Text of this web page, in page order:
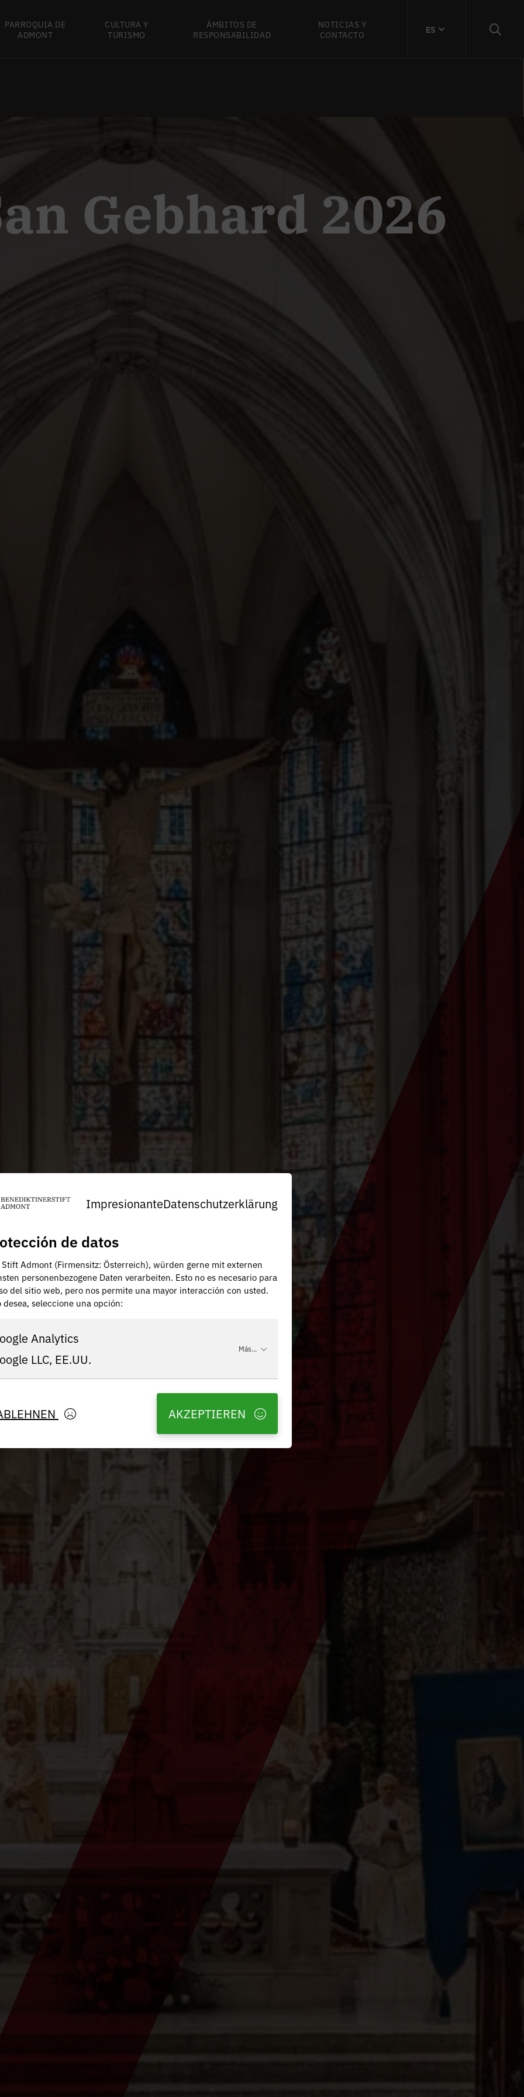
PARROQUIA DE
ADMONT
CULTURA Y
TURISMO
ÁMBITOS DE
RESPONSABILIDAD
NOTICIAS Y
CONTACTO
ES
Gebhard 2026
ImpresionanteDatenschutzerklärung
de datos
Stift Admont (Firmensitz: Österreich), würden gerne mit externen
personenbezogene Daten verarbeiten. Esto no es necesario para
del sitio web, pero nos permite una mayor interacción con usted.
desea, seleccione una opción:
Analytics
LLC, EE.UU.
Más...
AKZEPTIEREN